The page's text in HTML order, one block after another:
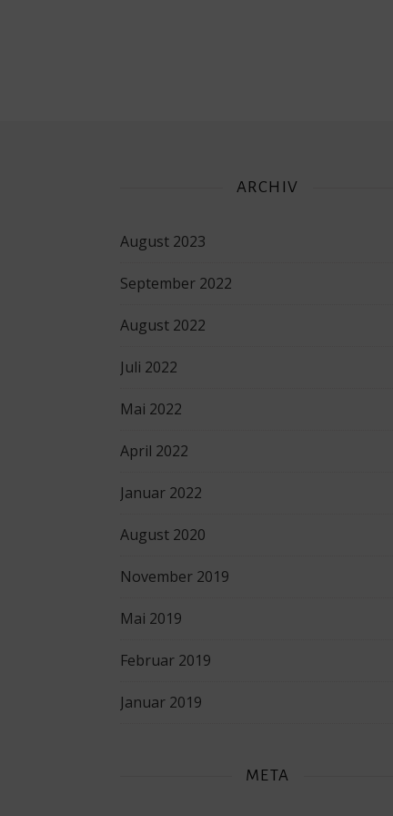
ARCHIV
August 2023
September 2022
August 2022
Juli 2022
Mai 2022
April 2022
Januar 2022
August 2020
November 2019
Mai 2019
Februar 2019
Januar 2019
META